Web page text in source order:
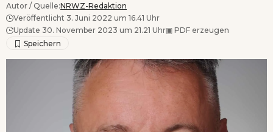
Autor / Quelle:NRWZ-Redaktion
Veröffentlicht 3. Juni 2022 um 16.41 Uhr
Update 30. November 2023 um 21.21 Uhr▣ PDF erzeugen